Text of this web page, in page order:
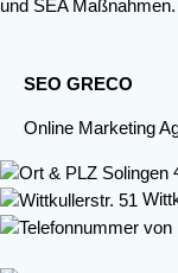
und SEA Maßnahmen.
SEO GRECO
Online Marketing